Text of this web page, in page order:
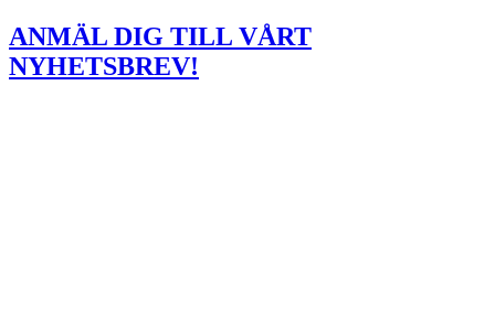
ANMÄL DIG TILL VÅRT
NYHETSBREV!